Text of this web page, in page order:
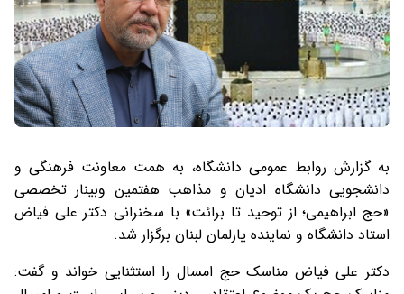
به گزارش روابط عمومی دانشگاه، به همت معاونت فرهنگی و
دانشجویی دانشگاه ادیان و مذاهب هفتمین وبینار تخصصی
«حج ابراهیمی؛ از توحید تا برائت» با سخنرانی دکتر علی فیاض
استاد دانشگاه و نماینده پارلمان لبنان برگزار شد.
دکتر علی فیاض مناسک حج امسال را استثنایی خواند و گفت: